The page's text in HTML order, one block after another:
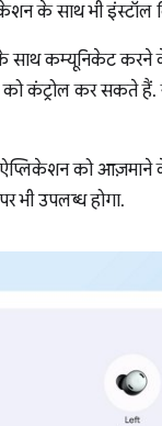
के साथ भी इंस्टॉल
कम्यूनिकेट करने
कंट्रोल कर सकते हैं.
को आज़माने
भी उपलब्ध होगा.